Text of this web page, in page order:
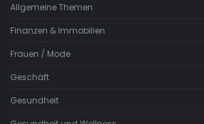
Allgemeine Themen
Finanzen & Immobilien
Frauen / Mode
Geschäft
Gesundheit